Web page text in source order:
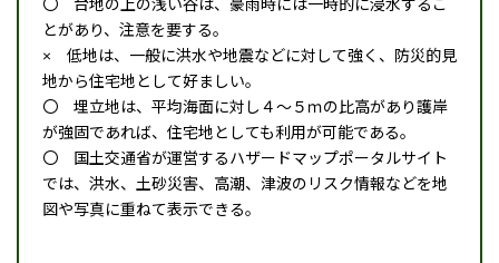
〇 台地の上の浅い谷は、豪雨時には一時的に浸水するこ
とがあり、注意を要する。
× 低地は、一般に洪水や地震などに対して強く、防災的見
地から住宅地として好ましい。
〇 埋立地は、平均海面に対し４～５ｍの比高があり護岸
が強固であれば、住宅地としても利用が可能である。
〇 国土交通省が運営するハザードマップポータルサイト
では、洪水、土砂災害、高潮、津波のリスク情報などを地
図や写真に重ねて表示できる。